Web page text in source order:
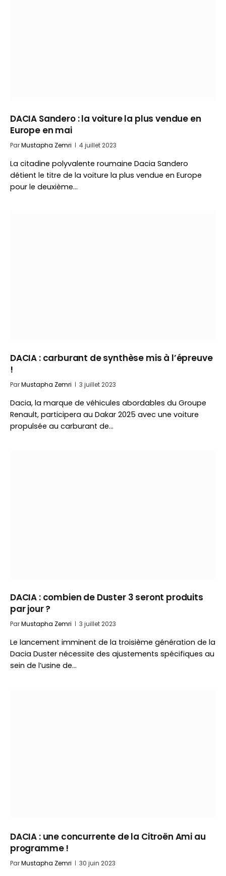
DACIA Sandero : la voiture la plus vendue en
Europe en mai
ParMustapha Zemri 4 juillet 2023
La citadine polyvalente roumaine Dacia Sandero
détient le titre de la voiture la plus vendue en Europe
pour le deuxième…
DACIA : carburant de synthèse mis à l’épreuve
!
ParMustapha Zemri 3 juillet 2023
Dacia, la marque de véhicules abordables du Groupe
Renault, participera au Dakar 2025 avec une voiture
propulsée au carburant de…
DACIA : combien de Duster 3 seront produits
par jour ?
ParMustapha Zemri 3 juillet 2023
Le lancement imminent de la troisième génération de la
Dacia Duster nécessite des ajustements spécifiques au
sein de l’usine de…
DACIA : une concurrente de la Citroën Ami au
programme !
ParMustapha Zemri 30 juin 2023